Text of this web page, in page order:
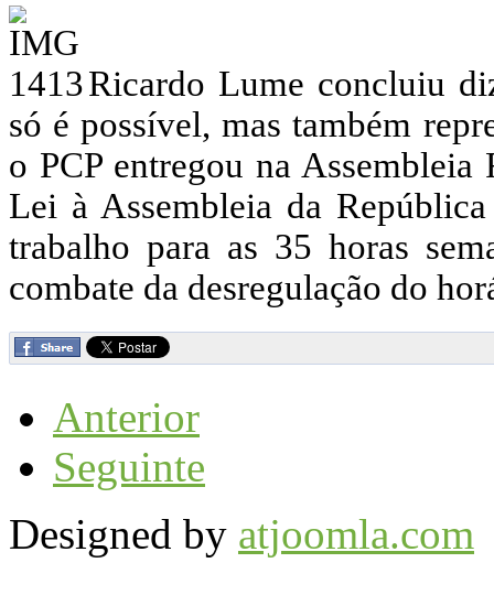
Ricardo Lume concluiu
só é possível, mas também
o PCP entregou na
Lei à Assembleia da
trabalho para as 35 horas
combate da desregulação do
Anterior
Seguinte
Designed by atjoomla.com